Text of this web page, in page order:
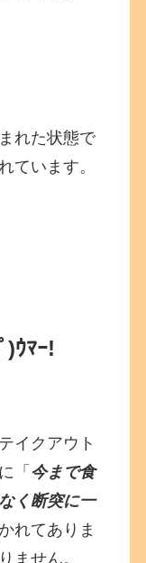
れた状態で
ています。
)ｳﾏｰ!
イクアウト
「 今まで食
く断突に一
れてありま
ません。